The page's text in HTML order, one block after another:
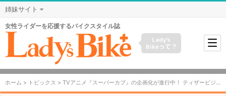
姉妹サイト
女性ライダーを応援するバイクスタイル誌
Lady's
Bikeって？
ホーム > トピックス > TVアニメ『スーパーカブ』の企画化が進行中！ ティザービジュアルと第1弾PVが公開